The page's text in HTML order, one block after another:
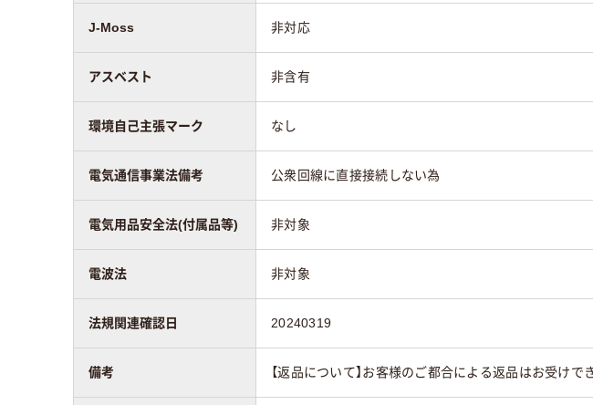
J-Moss 非対応
アスベスト 非含有
環境自己主張マーク なし
電気通信事業法備考 公衆回線に直接接続しない為
電気用品安全法(付属品等) 非対象
電波法 非対象
法規関連確認日 20240319
備考 【返品について】お客様のご都合による返品はお受けで